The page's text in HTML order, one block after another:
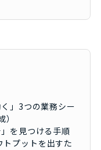
」3つの業務シー
を見つける手順
プットを出すた